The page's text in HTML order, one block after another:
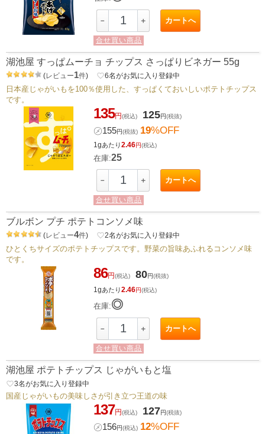
－ ＋ カートへ
合せ買い商品
湖池屋 すっぱムーチョ チップス さっぱりビネガー 55g
(レビュー1件) favorite_border6名がお気に入り登録中
日本産じゃがいもを100％使用した、すっぱくておいしいポテトチップス
です。
135円(税込) 125円(税抜)
㋱155円(税抜) 19%OFF
1gあたり2.46円(税込)
在庫:25
－ ＋ カートへ
合せ買い商品
ブルボン プチ ポテトコンソメ味
(レビュー4件) favorite_border2名がお気に入り登録中
ひとくちサイズのポテトチップスです。野菜の旨味あふれるコンソメ味
です。
86円(税込) 80円(税抜)
1gあたり2.46円(税込)
在庫:◎
－ ＋ カートへ
合せ買い商品
湖池屋 ポテトチップス じゃがいもと塩
favorite_border3名がお気に入り登録中
国産じゃがいもの美味しさが引き立つ王道の味
137円(税込) 127円(税抜)
㋱156円(税込) 12%OFF